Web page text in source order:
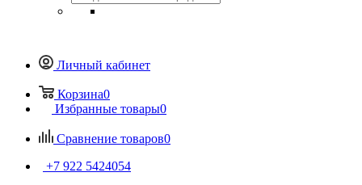
Личный кабинет
Корзина0
Избранные товары0
Сравнение товаров0
+7 922 5424054